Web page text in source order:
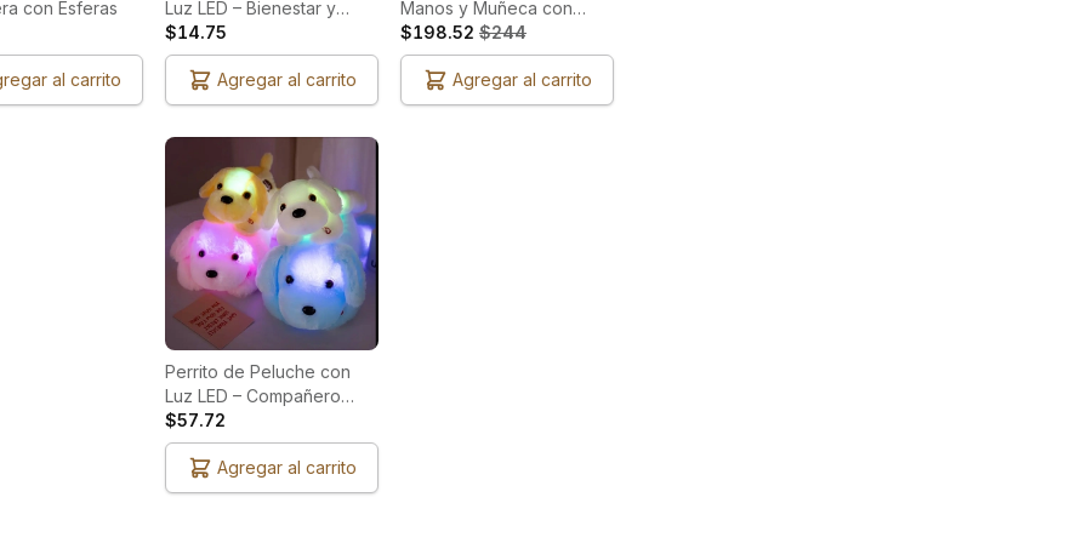
con Esferas
al carrito
Luz LED – Bienestar y
Calma en Cualquier
Espacio
$14.75
Agregar al carrito
Manos y Muñeca con
Calor – Alivio Profundo y
Relax Diario
$198.52 $244
Agregar al carrito
Perrito de Peluche con
Luz LED – Compañero
Nocturno Reconfortante
$57.72
Agregar al carrito